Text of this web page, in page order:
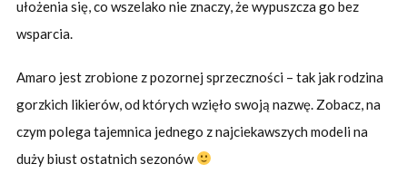
ułożenia się, co wszelako nie znaczy, że wypuszcza go bez
wsparcia.
Amaro jest zrobione z pozornej sprzeczności – tak jak rodzina
gorzkich likierów, od których wzięło swoją nazwę. Zobacz, na
czym polega tajemnica jednego z najciekawszych modeli na
duży biust ostatnich sezonów